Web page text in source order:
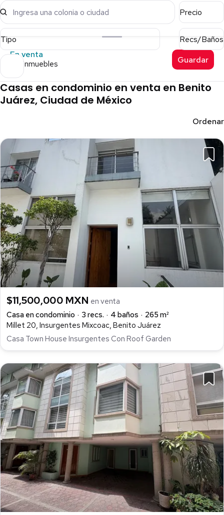
Ingresa una colonia o ciudad Precio
Tipo
Recs/Baños
En venta
156 inmuebles Guardar
Casas en condominio en venta en Benito
Juárez, Ciudad de México
Ordenar
$11,500,000 MXN en venta
Casa en condominio
3 recs. 4 baños
265 m²
Millet 20, Insurgentes Mixcoac, Benito Juárez
Casa Town House Insurgentes Con Roof Garden